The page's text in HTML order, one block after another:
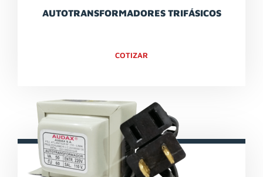
AUTOTRANSFORMADORES TRIFÁSICOS
COTIZAR